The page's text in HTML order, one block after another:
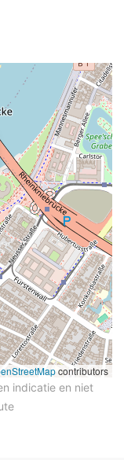
contributors
indicatie en niet